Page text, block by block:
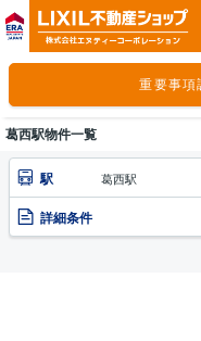
重要事項
葛西駅物件一覧
駅 葛西駅
詳細条件